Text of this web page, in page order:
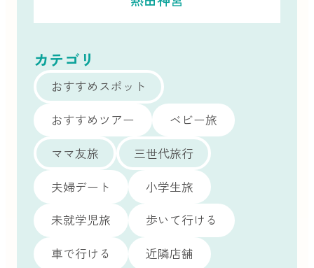
カテゴリ
おすすめスポット
おすすめツアー
ベビー旅
ママ友旅
三世代旅行
夫婦デート
小学生旅
未就学児旅
歩いて行ける
車で行ける
近隣店舗